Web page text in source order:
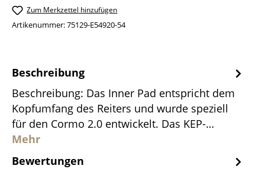
Zum Merkzettel hinzufügen
Artikenummer:75129-E54920-54
Beschreibung
Beschreibung: Das Inner Pad entspricht dem
Kopfumfang des Reiters und wurde speziell
für den Cormo 2.0 entwickelt. Das KEP-…
Mehr
Bewertungen